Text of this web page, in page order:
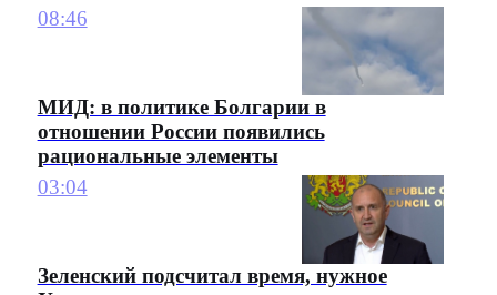
08:46
МИД: в политике Болгарии в
отношении России появились
рациональные элементы
03:04
Зеленский подсчитал время, нужное